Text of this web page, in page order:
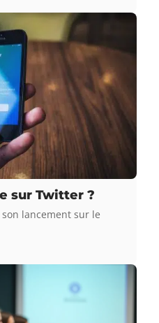
sur Twitter ?
lancement sur le